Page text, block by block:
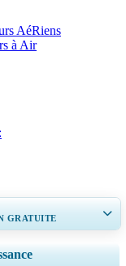
AéRiens
à Air
GRATUITE
segmentos, Perfis de